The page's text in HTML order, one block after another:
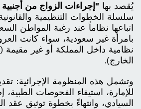
يُقصد بها "إجراءات الزواج من
سلسلة الخطوات التنظيمية
اتباعها نظاماً عند رغبة المواطن
بامرأة غير سعودية، سواء كانت
نظامية داخل المملكة أو غير مقيمة
الخارج).
وتشمل هذه المنظومة الإجرائية:
للإمارة، استيفاء الفحوصات الطبية،
السيادي، وانتهاءً بخطوة توثيق عقد